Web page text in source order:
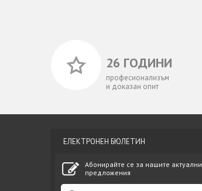
26 ГОДИНИ
професионализъм
и доказан опит
ЕЛЕКТРОНЕН БЮЛЕТИН
Абонирайте се за нашите актуални
предложения